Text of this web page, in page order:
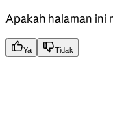
Apakah halaman ini
Ya Tidak